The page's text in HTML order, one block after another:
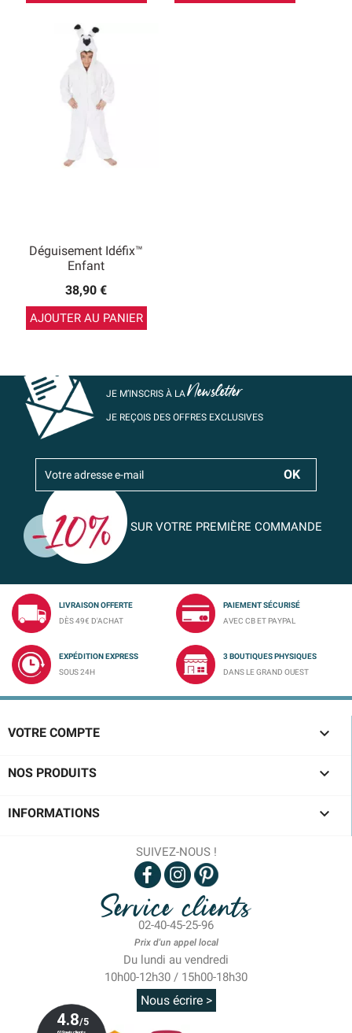
Déguisement Idéfix™
Enfant
38,90 €
AJOUTER AU PANIER
JE M’INSCRIS À LANewsletter
JE REÇOIS DES OFFRES EXCLUSIVES
SUR VOTRE PREMIÈRE COMMANDE
LIVRAISON OFFERTE
DÈS 49€ D'ACHAT
PAIEMENT SÉCURISÉ
AVEC CB ET PAYPAL
EXPÉDITION EXPRESS
SOUS 24H
3 BOUTIQUES PHYSIQUES
DANS LE GRAND OUEST
VOTRE COMPTE 
NOS PRODUITS 
INFORMATIONS 
SUIVEZ-NOUS !
Service clients
02-40-45-25-96
Prix d'un appel local
Du lundi au vendredi
10h00-12h30 / 15h00-18h30
Nous écrire >